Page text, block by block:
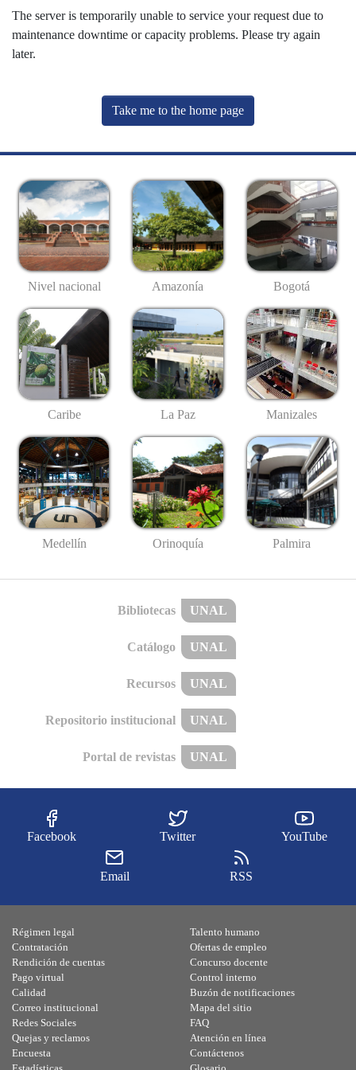
The server is temporarily unable to service your request due to
maintenance downtime or capacity problems. Please try again
later.
Take me to the home page
Nivel nacional Amazonía Bogotá
Caribe La Paz Manizales
Medellín Orinoquía Palmira
Bibliotecas UNAL
Catálogo UNAL
Recursos UNAL
Repositorio institucional UNAL
Portal de revistas UNAL
Facebook Twitter YouTube
Email RSS
Régimen legal
Contratación
Rendición de cuentas
Pago virtual
Calidad
Talento humano
Ofertas de empleo
Concurso docente
Control interno
Buzón de notificaciones
Correo institucional
Redes Sociales
Quejas y reclamos
Encuesta
Mapa del sitio
FAQ
Atención en línea
Contáctenos